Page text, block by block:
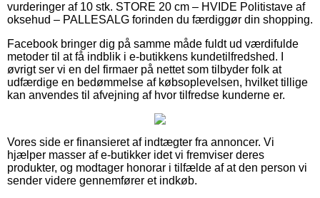
vurderinger af 10 stk. STORE 20 cm – HVIDE Politistave af
oksehud – PALLESALG forinden du færdiggør din shopping.
Facebook bringer dig på samme måde fuldt ud værdifulde
metoder til at få indblik i e-butikkens kundetilfredshed. I
øvrigt ser vi en del firmaer på nettet som tilbyder folk at
udfærdige en bedømmelse af købsoplevelsen, hvilket tillige
kan anvendes til afvejning af hvor tilfredse kunderne er.
Vores side er finansieret af indtægter fra annoncer. Vi
hjælper masser af e-butikker idet vi fremviser deres
produkter, og modtager honorar i tilfælde af at den person vi
sender videre gennemfører et indkøb.